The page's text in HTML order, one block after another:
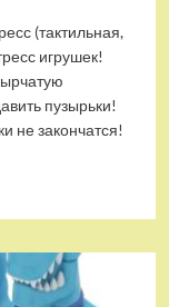
(тактильная,
игрушек!
пузырьки!
не закончатся!